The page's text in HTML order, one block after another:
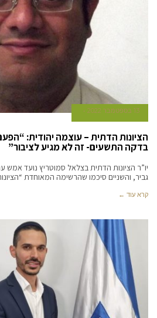
13 בספטמבר 2022
הציונות הדתית – עוצמה יהודית:
בדקה התשעים- זה לא מגיע לציבור”
יו”ר הציונות הדתית בצלאל סמוטריץ נועד אמש
גביר, והשניים סיכמו שהרשימה המאוחדת
קרא עוד ←